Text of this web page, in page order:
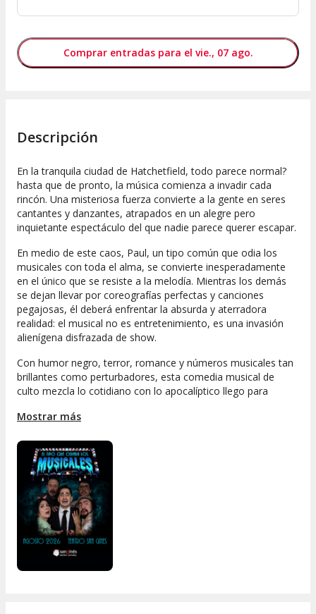
Comprar entradas para el vie., 07 ago.
Descripción
En la tranquila ciudad de Hatchetfield, todo parece normal?
hasta que de pronto, la música comienza a invadir cada
rincón. Una misteriosa fuerza convierte a la gente en seres
cantantes y danzantes, atrapados en un alegre pero
inquietante espectáculo del que nadie parece querer escapar.
En medio de este caos, Paul, un tipo común que odia los
musicales con toda el alma, se convierte inesperadamente
en el único que se resiste a la melodía. Mientras los demás
se dejan llevar por coreografías perfectas y canciones
pegajosas, él deberá enfrentar la absurda y aterradora
realidad: el musical no es entretenimiento, es una invasión
alienígena disfrazada de show.
Con humor negro, terror, romance y números musicales tan
brillantes como perturbadores, esta comedia musical de
culto mezcla lo cotidiano con lo apocalíptico llego para
Mostrar más